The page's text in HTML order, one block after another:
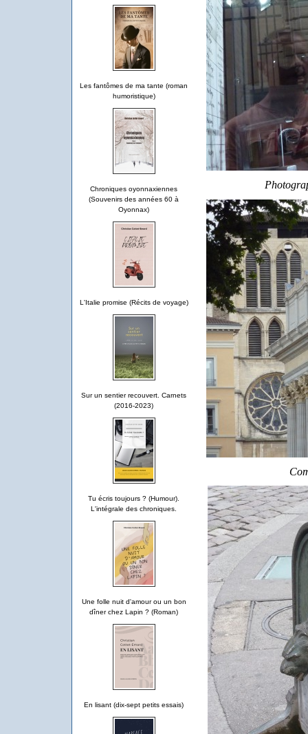
Les fantômes de ma tante (roman
humoristique)
Chroniques oyonnaxiennes
(Souvenirs des années 60 à
Oyonnax)
L'Italie promise (Récits de voyage)
Sur un sentier recouvert. Carnets
(2016-2023)
Tu écris toujours ? (Humour).
L'intégrale des chroniques.
Une folle nuit d'amour ou un bon
dîner chez Lapin ? (Roman)
En lisant (dix-sept petits essais)